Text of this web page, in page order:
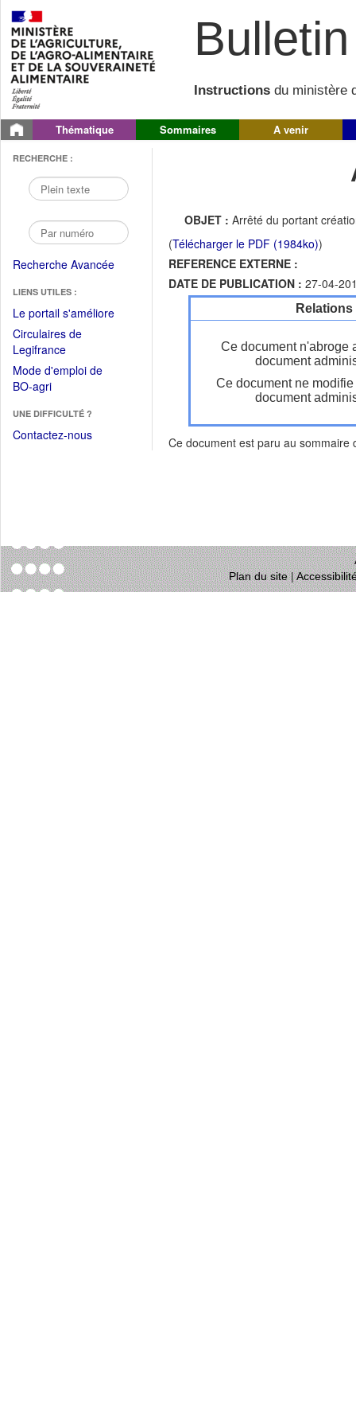
Instructions du ministère
Thématique Sommaires A venir
RECHERCHE :
Recherche Avancée
LIENS UTILES :
Le portail s'améliore(Fichier
Circulaires de
Legifrance(Ouvrir
dans
une
fenêtre)
Mode d'emploi de
BO-agri(Ouvrir
une
nouvelle
UNE DIFFICULTÉ ?
Contactez-nous
OBJET : Arrêté du portant
(Télécharger le PDF (1984ko))
REFERENCE EXTERNE :
DATE DE PUBLICATION : 27-04-
Ce document n'abroge
document
Ce document ne
document
Ce document est paru au sommaire
Plan du site|